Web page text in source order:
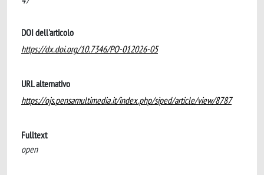
DOI dell'articolo
https://dx.doi.org/10.7346/PO-012026-05
URL alternativo
https://ojs.pensamultimedia.it/index.php/siped/article/view/8787
Fulltext
open